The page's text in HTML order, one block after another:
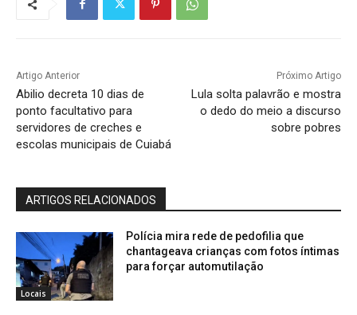
Artigo Anterior
Abilio decreta 10 dias de
ponto facultativo para
servidores de creches e
escolas municipais de Cuiabá
Próximo Artigo
Lula solta palavrão e mostra
o dedo do meio a discurso
sobre pobres
ARTIGOS RELACIONADOS
Locais
Polícia mira rede de pedofilia que
chantageava crianças com fotos íntimas
para forçar automutilação